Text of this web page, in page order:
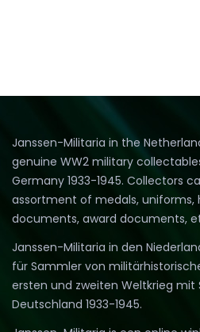
Janssen-Militaria in the
genuine WW2 military
Germany 1933-1945. Collectors
assortment of medals, uniforms,
documents, award documents,
Janssen-Militaria in den
für Sammler von
ersten und zweiten Weltkrieg mit
Deutschland 1933-1945.